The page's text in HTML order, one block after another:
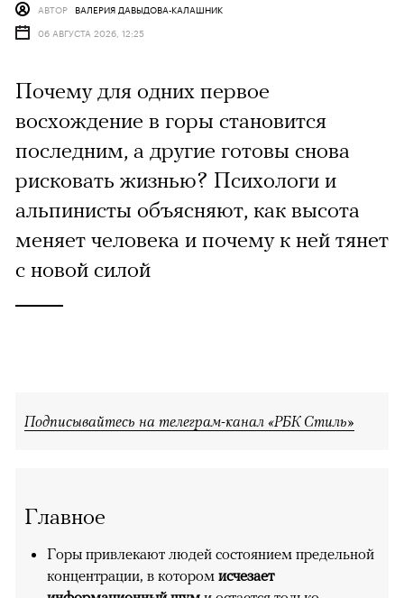
АВТОР ВАЛЕРИЯ ДАВЫДОВА-КАЛАШНИК
06 АВГУСТА 2026, 12:25
Почему для одних первое
восхождение в горы становится
последним, а другие готовы снова
рисковать жизнью? Психологи и
альпинисты объясняют, как высота
меняет человека и почему к ней тянет
с новой силой
Подписывайтесь на телеграм-канал «РБК Стиль»
Главное
Горы привлекают людей состоянием предельной
концентрации, в котором исчезает